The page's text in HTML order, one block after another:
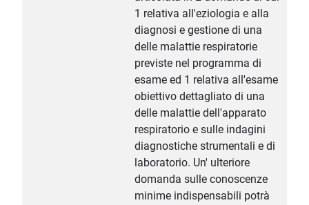
1 relativa all'eziologia e alla
diagnosi e gestione di una
delle malattie respiratorie
previste nel programma di
esame ed 1 relativa all'esame
obiettivo dettagliato di una
delle malattie dell'apparato
respiratorio e sulle indagini
diagnostiche strumentali e di
laboratorio. Un' ulteriore
domanda sulle conoscenze
minime indispensabili potrà